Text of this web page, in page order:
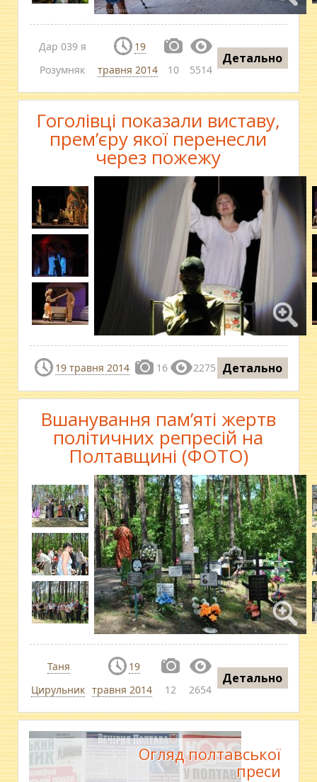
Дар 039 я
Розумняк
19
травня 2014
10 5514
Детально
Гоголівці показали виставу,
прем’єру якої перенесли
через пожежу
19 травня 2014 16 2275 Детально
Вшанування пам’яті жертв
політичних репресій на
Полтавщині (ФОТО)
Таня
Цирульник
19
травня 2014
12 2654
Детально
Огляд полтавської
преси